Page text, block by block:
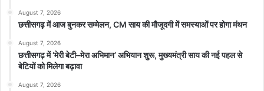
August 7, 2026
छत्तीसगढ़ में आज बुनकर सम्मेलन, CM साय की मौजूदगी में समस्याओं पर होगा मंथन
August 7, 2026
छत्तीसगढ़ में ‘मेरी बेटी–मेरा अभिमान’ अभियान शुरू, मुख्यमंत्री साय की नई पहल से
बेटियों को मिलेगा बढ़ावा
August 7, 2026